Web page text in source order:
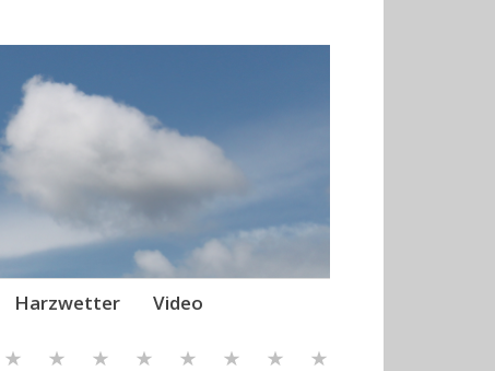
Harzwetter Video